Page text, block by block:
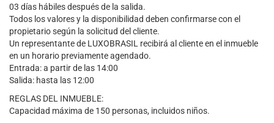
03 días hábiles después de la salida.
Todos los valores y la disponibilidad deben confirmarse con el
propietario según la solicitud del cliente.
Un representante de LUXOBRASIL recibirá al cliente en el inmueble
en un horario previamente agendado.
Entrada: a partir de las 14:00
Salida: hasta las 12:00
REGLAS DEL INMUEBLE:
Capacidad máxima de 150 personas, incluidos niños.